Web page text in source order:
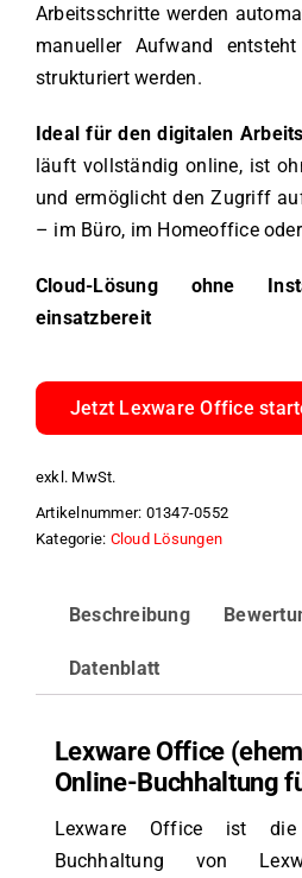
Arbeitsschritte werden
manueller Aufwand
strukturiert werden.
Ideal für den digitalen
läuft vollständig online, ist
und ermöglicht den Zugriff
– im Büro, im Homeoffice
Cloud-Lösung ohne
einsatzbereit
Jetzt Lexware Office
exkl. MwSt.
Artikelnummer: 01347-0552
Kategorie: Cloud Lösungen
Beschreibung
Datenblatt
Lexware Office
Online-Buchhaltung
Lexware Office ist die
Buchhaltung von